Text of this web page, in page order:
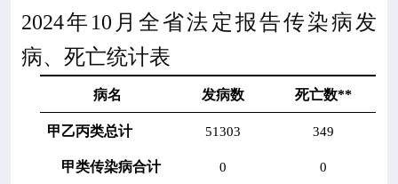
2024年10月全省法定报告传染病发
病、死亡统计表
病名 发病数 死亡数**
甲乙丙类总计 51303 349
甲类传染病合计 0 0